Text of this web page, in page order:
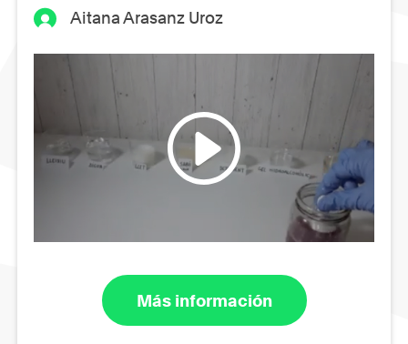
Aitana Arasanz Uroz
Más información